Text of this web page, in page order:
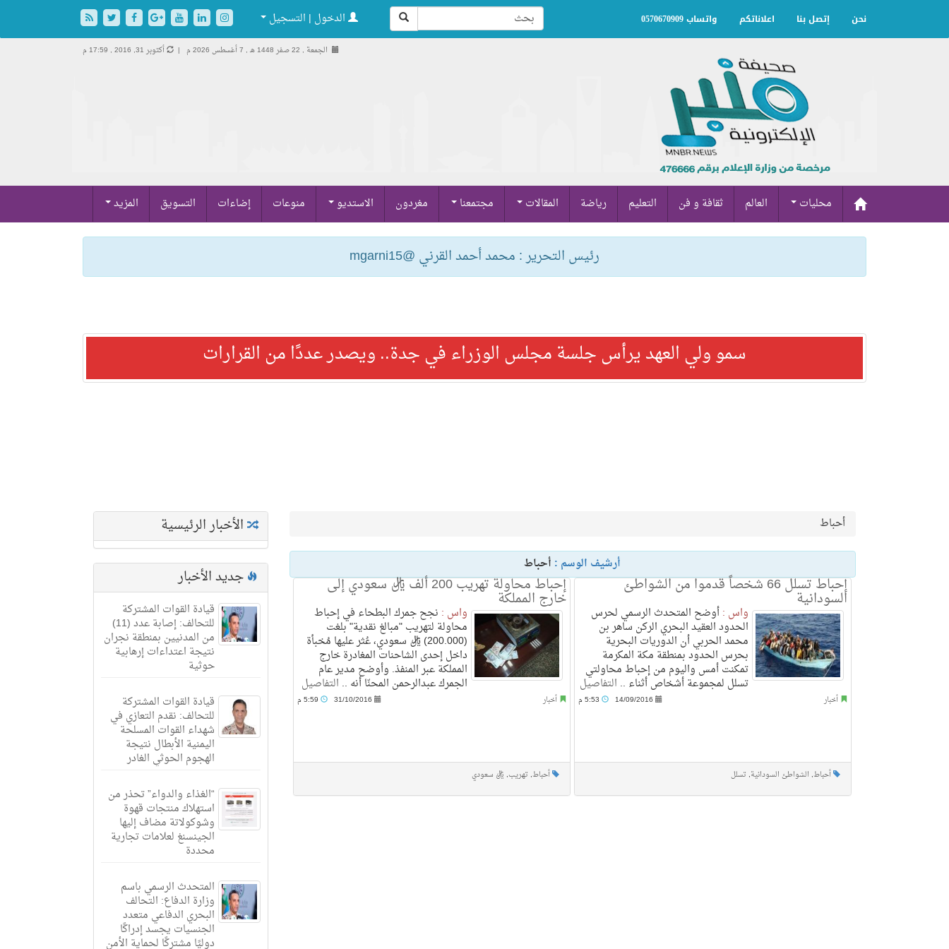
نحن إتصل بنا اعلاناتكم واتساب 0570670909 الدخول | التسجيل
الجمعة , 22 صفر 1448 هـ , 7 أغسطس 2026 م | أكتوبر 31, 2016 , 17:59 م
محليات العالم ثقافة و فن التعليم رياضة المقالات مجتمعنا مغردون الاستديو منوعات إضاءات التسويق المزيد
رئيس التحرير : محمد أحمد القرني @mgarni15
سمو ولي العهد يرأس جلسة مجلس الوزراء في جدة.. ويصدر عددًا من القرارات
الأخبار الرئيسية
جديد الأخبار
قيادة القوات المشتركة
للتحالف: إصابة عدد (11)
من المدنيين بمنطقة نجران
نتيجة اعتداءات إرهابية
حوثية
قيادة القوات المشتركة
للتحالف: نقدم التعازي في
شهداء القوات المسلحة
اليمنية الأبطال نتيجة
الهجوم الحوثي الغادر
“الغذاء والدواء” تحذر من
استهلاك منتجات قهوة
وشوكولاتة مضاف إليها
الجينسنغ لعلامات تجارية
محددة
المتحدث الرسمي باسم
وزارة الدفاع: التحالف
البحري الدفاعي متعدد
الجنسيات يجسد إدراكًا
دوليًا مشتركًا لحماية الأمن
أحباط
أرشيف الوسم : أحباط
إحباط محاولة تهريب 200 ألف ريال سعودي إلى
خارج المملكة
واس : نجح جمرك البطحاء في إحباط
محاولة لتهريب "مبالغ نقدية" بلغت
(200.000) ريال سعودي، عُثر عليها مُخبأة
داخل إحدى الشاحنات المغادرة خارج
المملكة عبر المنفذ. وأوضح مدير عام
الجمرك عبدالرحمن المحنّا أنه .. التفاصيل
أخبار 31/10/2016
أحباط, تهريب, ريال سعودي
إحباط تسلل 66 شخصاً قدموا من الشواطئ
السودانية
واس :أوضح المتحدث الرسمي لحرس
الحدود العقيد البحري الركن ساهر بن
محمد الحربي أن الدوريات البحرية
بحرس الحدود بمنطقة مكة المكرمة
تمكنت أمس واليوم من إحباط محاولتي
تسلل لمجموعة أشخاص أثناء .. التفاصيل
أخبار 14/09/2016
أحباط, الشواطئ السودانية, تسلل